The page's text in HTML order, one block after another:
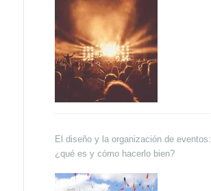
El diseño y la organización de eventos:
¿qué es y cómo hacerlo bien?